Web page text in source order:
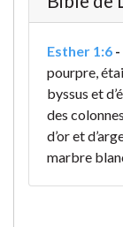
Esther 1:6 -
pourpre,
byssus et
des
d’or et
marbre